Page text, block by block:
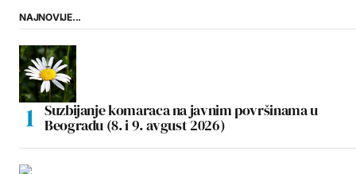
NAJNOVIJE...
Suzbijanje komaraca na javnim površinama u
Beogradu (8. i 9. avgust 2026)